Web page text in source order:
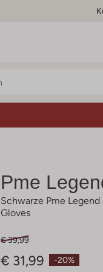
Pme
Schwarze Pme
Gloves
-20%
€ 39,99
€ 31,99